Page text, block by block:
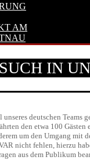
AM
IN
deutschen
den etwa 100
um den Umgang
nicht fehlen, hierzu
aus dem Publikum